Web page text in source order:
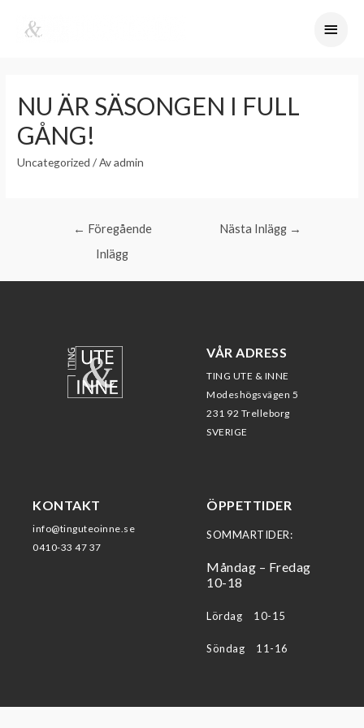
NU ÄR SÄSONGEN I FULL
GÅNG!
Uncategorized / Avadmin
← Föregående
Inlägg
Nästa Inlägg →
VÅR ADRESS
TING UTE & INNE
Modeshögsvägen 5
231 92 Trelleborg
SVERIGE
KONTAKT
info@tinguteoinne.se
0410-33 47 37
ÖPPETTIDER
SOMMARTIDER:
Måndag – Fredag
10-18
Lördag 10-15
Söndag 11-16